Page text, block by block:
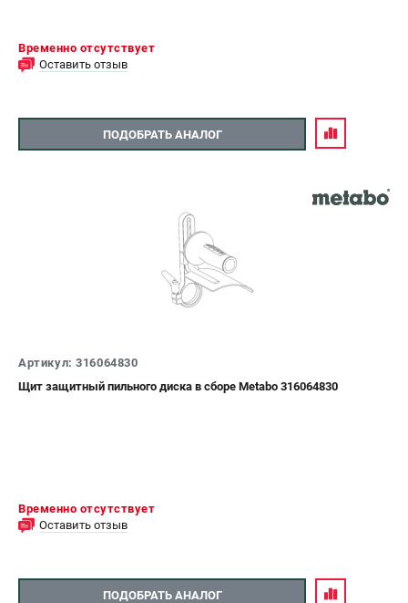
Временно отсутствует
Оставить отзыв
ПОДОБРАТЬ АНАЛОГ
Артикул: 316064830
Щит защитный пильного диска в сборе Metabo 316064830
Временно отсутствует
Оставить отзыв
ПОДОБРАТЬ АНАЛОГ